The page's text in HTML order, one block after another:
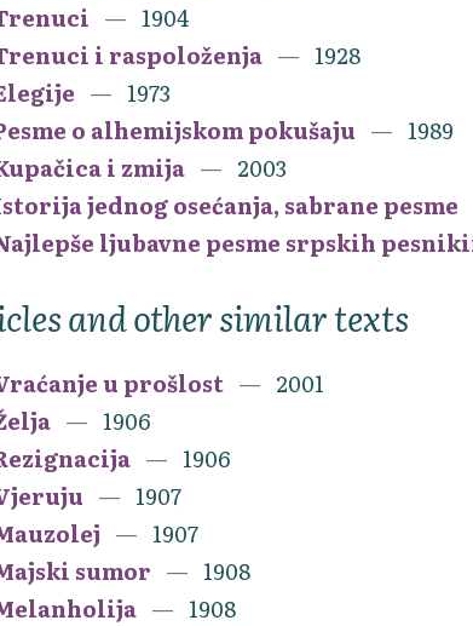
1904
i raspoloženja
1928
1973
o alhemijskom pokušaju
1989
i zmija
2003
jednog osećanja, sabrane pesme
ljubavne pesme srpskih
and other similar texts
u prošlost
2001
1906
1906
1907
1907
sumor
1908
1908